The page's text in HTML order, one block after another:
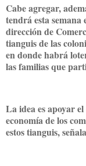
Cabe agregar,
tendrá esta
dirección de
tianguis de las
en donde habrá
las familias que
La idea es apoyar
economía de los
estos tianguis,